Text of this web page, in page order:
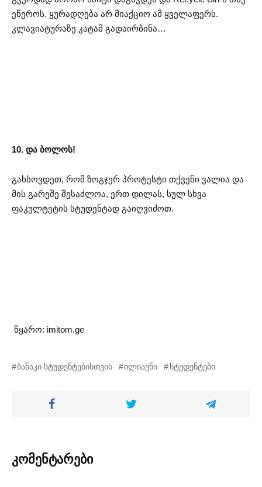
ეწეროს. ყურადღება არ მიაქციო ამ ყველაფერს.
კლავიატურაზე კატამ გადაირბინა…
10. და ბოლოს!
გახსოვდეთ, რომ ზოგჯერ პროტესტი თქვენი ვალია და
მის გარეშე შესაძლოა, ერთ დილას, სულ სხვა
ფაკულტეტის სტუდენტად გაიღვიძოთ.
წყარო: imitom.ge
ბანაკი სტუდენტებისთვის ილიაუნი სტუდენტები
კომენტარები